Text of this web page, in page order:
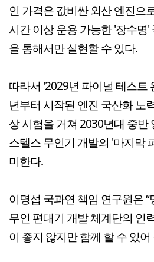
인 가격은 값비싼 외산 엔진으
시간 이상 운용 가능한 '장수명
을 통해서만 실현할 수 있다.
따라서 '2029년 파이널 테스트
년부터 시작된 엔진 국산화 노
상 시험을 거쳐 2030년대 중반
스텔스 무인기 개발의 '마지막
미한다.
이명섭 국과연 책임 연구원은
무인 편대기 개발 체계단의 인
이 좋지 않지만 함께 할 수 있